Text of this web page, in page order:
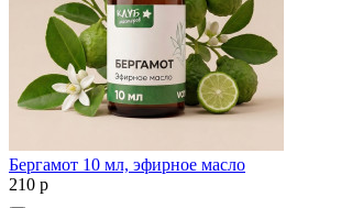
Бергамот 10 мл, эфирное масло
210 p